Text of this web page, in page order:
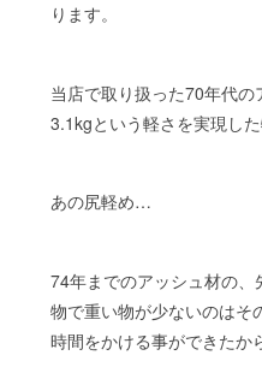
ります。
当店で取り扱った70年代
3.1kgという軽さを実現した
あの尻軽め…
74年までのアッシュ材の
物で重い物が少ないのはそ
時間をかける事ができたか